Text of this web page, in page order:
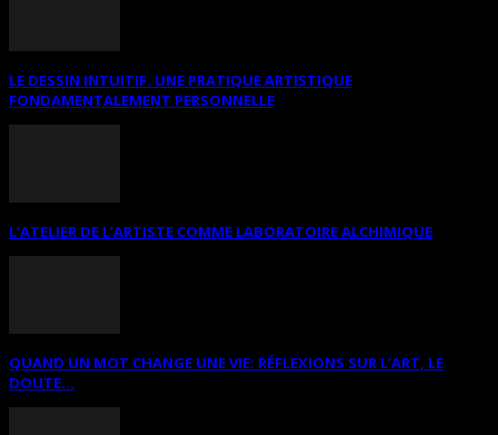
LE DESSIN INTUITIF. UNE PRATIQUE ARTISTIQUE
FONDAMENTALEMENT PERSONNELLE
L’ATELIER DE L’ARTISTE COMME LABORATOIRE ALCHIMIQUE
QUAND UN MOT CHANGE UNE VIE: RÉFLEXIONS SUR L’ART, LE
DOUTE...